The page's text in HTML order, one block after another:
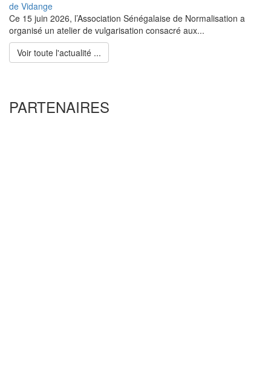
de Vidange
Ce 15 juin 2026, l’Association Sénégalaise de Normalisation a
organisé un atelier de vulgarisation consacré aux...
Voir toute l'actualité ...
PARTENAIRES